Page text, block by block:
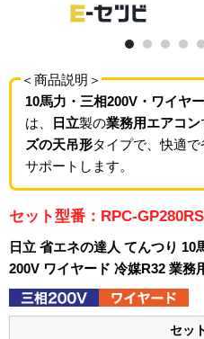
＜商品説明＞
10馬力・三相200V・ワイヤ
は、
日立製の業務用エアコン
ズの天吊形タイプで、快適
サポートします。
セット型番：RPC-
日立 省エネの達人 てんつり
200V ワイヤード 冷媒R32 業務
セッ